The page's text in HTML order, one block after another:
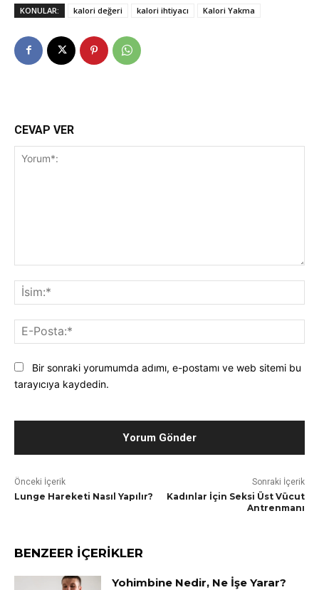
KONULAR: kalori değeri kalori ihtiyacı Kalori Yakma
CEVAP VER
Bir sonraki yorumumda adımı, e-postamı ve web sitemi bu
tarayıcıya kaydedin.
Önceki İçerik
Lunge Hareketi Nasıl Yapılır?
Sonraki İçerik
Kadınlar İçin Seksi Üst Vücut
Antrenmanı
BENZEER İÇERİKLER
Yohimbine Nedir, Ne İşe Yarar?